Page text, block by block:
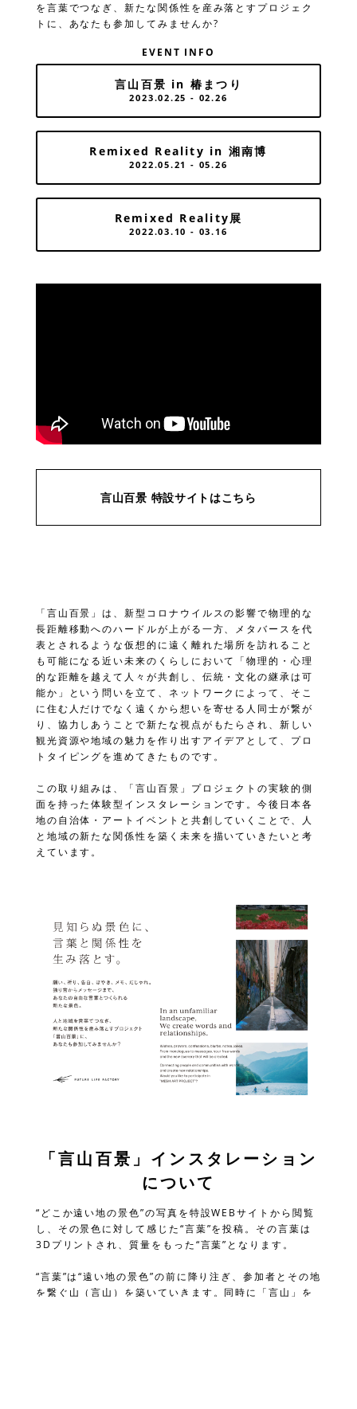
を言葉でつなぎ、新たな関係性を産み落とすプロジェク
トに、あなたも参加してみませんか?
EVENT INFO
言山百景 in 椿まつり
2023.02.25 - 02.26
Remixed Reality in 湘南博
2022.05.21 - 05.26
Remixed Reality展
2022.03.10 - 03.16
言山百景 特設サイトはこちら
「言山百景」は、新型コロナウイルスの影響で物理的な
長距離移動へのハードルが上がる一方、メタバースを代
表とされるような仮想的に遠く離れた場所を訪れること
も可能になる近い未来のくらしにおいて「物理的・心理
的な距離を越えて人々が共創し、伝統・文化の継承は可
能か」という問いを立て、ネットワークによって、そこ
に住む人だけでなく遠くから想いを寄せる人同士が繋が
り、協力しあうことで新たな視点がもたらされ、新しい
観光資源や地域の魅力を作り出すアイデアとして、プロ
トタイピングを進めてきたものです。
この取り組みは、「言山百景」プロジェクトの実験的側
面を持った体験型インスタレーションです。今後日本各
地の自治体・アートイベントと共創していくことで、人
と地域の新たな関係性を築く未来を描いていきたいと考
えています。
「言山百景」インスタレーション
について
“どこか遠い地の景色”の写真を特設WEBサイトから閲覧
し、その景色に対して感じた“言葉”を投稿。その言葉は
3Dプリントされ、質量をもった“言葉”となります。
“言葉”は“遠い地の景色”の前に降り注ぎ、参加者とその地
を繋ぐ山（言山）を築いていきます。同時に「言山」を